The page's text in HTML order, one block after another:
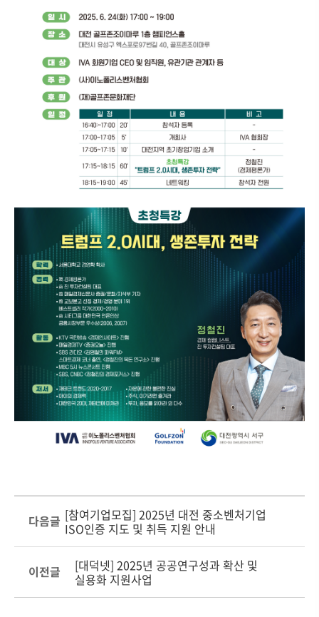
다음글 [참여기업모집] 2025년 대전 중소벤처기업
ISO인증 지도 및 취득 지원 안내
이전글
[대덕넷] 2025년 공공연구성과 확산 및
실용화 지원사업